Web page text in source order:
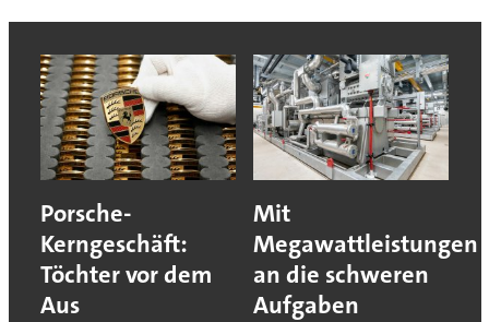
Porsche-
Kerngeschäft:
Töchter vor dem
Aus
Mit
Megawattleistungen
an die schweren
Aufgaben